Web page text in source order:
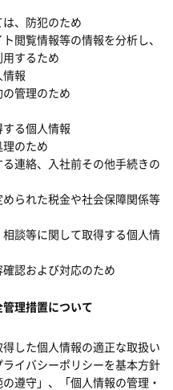
、防犯のため
閲覧情報等の情報を分析し、
するため
情報
管理のため
する個人情報
のため
連絡、入社前その他手続きの
られた税金や社会保障関係等
相談等に関して取得する個人情
認および対応のため
理措置について
した個人情報の適正な取扱い
イバシーポリシーを基本方針
遵守」、「個人情報の管理・